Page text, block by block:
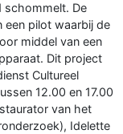
schommelt. De
een pilot waarbij de
middel van een
Dit project
Cultureel
12.00 en 17.00
van het
Idelette